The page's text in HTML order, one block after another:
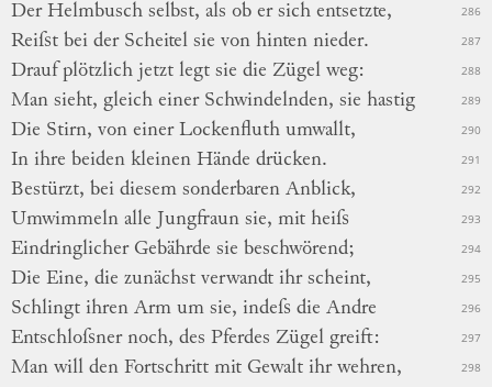
Der Helmbusch selbst, als ob er sich entsetzte, 286
Reiſst bei der Scheitel sie von hinten nieder. 287
Drauf plötzlich jetzt legt sie die Zügel weg: 288
Man sieht, gleich einer Schwindelnden, sie hastig 289
Die Stirn, von einer Lockenfluth umwallt, 290
In ihre beiden kleinen Hände drücken. 291
Bestürzt, bei diesem sonderbaren Anblick, 292
Umwimmeln alle Jungfraun sie, mit heiſs 293
Eindringlicher Gebährde sie beschwörend; 294
Die Eine, die zunächst verwandt ihr scheint, 295
Schlingt ihren Arm um sie, indeſs die Andre 296
Entschloſsner noch, des Pferdes Zügel greift: 297
Man will den Fortschritt mit Gewalt ihr wehren, 298